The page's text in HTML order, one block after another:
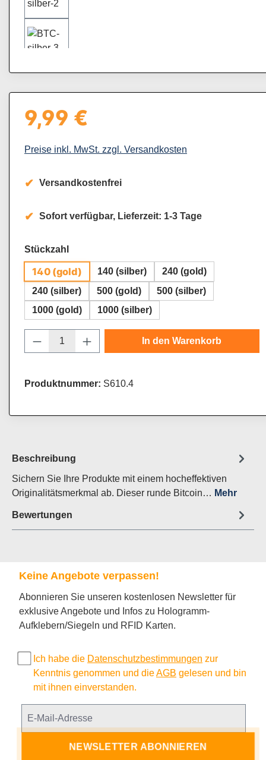
Regulärer Preis:
9,99 €
Preise inkl. MwSt. zzgl. Versandkosten
Versandkostenfrei
Sofort verfügbar, Lieferzeit: 1-3 Tage
Stückzahl auswählen
140 (gold) 140 (silber)
240 (gold)
240 (silber)
500 (gold)
500 (silber)
1000 (gold)
1000 (silber)
Produkt Anzahl: Gib den gewünschten
In den Warenkorb
Produktnummer: S610.4
Beschreibung
Sichern Sie Ihre Produkte mit einem hocheffektiven
Originalitätsmerkmal ab. Dieser runde Bitcoin… Mehr
Bewertungen
Keine Angebote verpassen!
Abonnieren Sie unseren kostenlosen Newsletter für
exklusive Angebote und Infos zu Hologramm-
Aufklebern/Siegeln und RFID Karten.
Ich habe die Datenschutzbestimmungen zur
Kenntnis genommen und dieAGB gelesen und bin
mit ihnen einverstanden.
NEWSLETTER ABONNIEREN